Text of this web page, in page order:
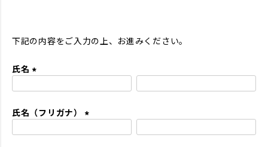
下記の内容をご入力の上、お進みください。
氏名
須
氏名（フリガナ）